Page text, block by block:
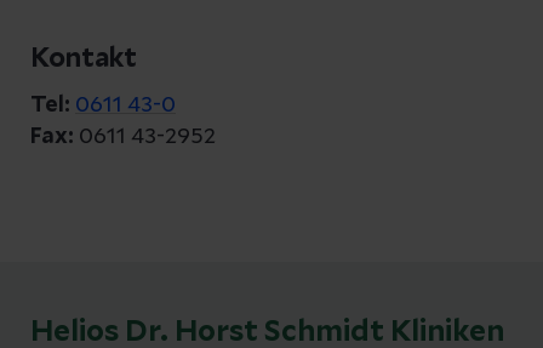
Kontakt
Tel: 0611 43-0
Fax: 0611 43-2952
Helios Dr. Horst Schmidt Kliniken